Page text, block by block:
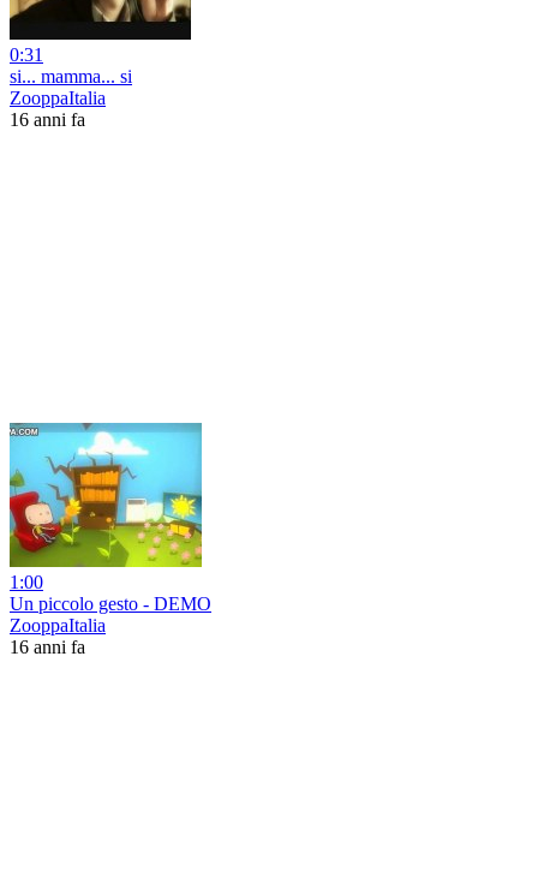
0:31
si... mamma... si
ZooppaItalia
16 anni fa
1:00
Un piccolo gesto - DEMO
ZooppaItalia
16 anni fa